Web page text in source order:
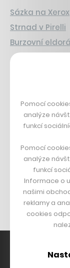
Sázka na Xerox
Strnad v Pirelli
Burzovní
Boční projekt,
Francouzský
Dva golfisti,
DESIGN
Bomma není
Originální
Nábytek z
Pomocí
analýze
funkcí
Pomocí
analýze
funkcí
Informace o
našimi
reklamy a
cookies